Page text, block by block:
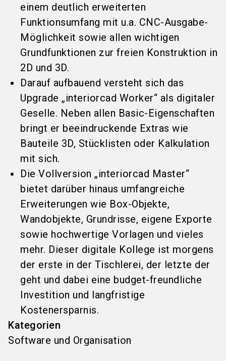
einem deutlich erweiterten
Funktionsumfang mit u.a. CNC-Ausgabe-
Möglichkeit sowie allen wichtigen
Grundfunktionen zur freien Konstruktion in
2D und 3D.
Darauf aufbauend versteht sich das
Upgrade „interiorcad Worker“ als digitaler
Geselle. Neben allen Basic-Eigenschaften
bringt er beeindruckende Extras wie
Bauteile 3D, Stücklisten oder Kalkulation
mit sich.
Die Vollversion „interiorcad Master“
bietet darüber hinaus umfangreiche
Erweiterungen wie Box-Objekte,
Wandobjekte, Grundrisse, eigene Exporte
sowie hochwertige Vorlagen und vieles
mehr. Dieser digitale Kollege ist morgens
der erste in der Tischlerei, der letzte der
geht und dabei eine budget-freundliche
Investition und langfristige
Kostenersparnis.
Kategorien
Software und Organisation